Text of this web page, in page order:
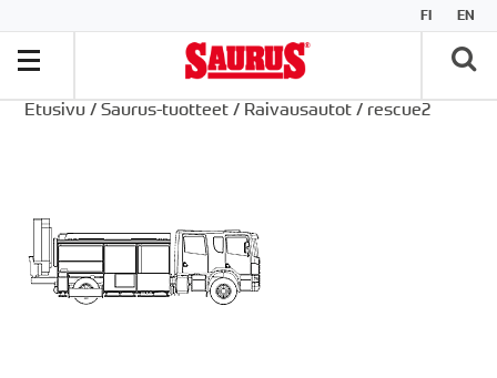
FI EN
Etusivu / Saurus-tuotteet / Raivausautot / rescue2